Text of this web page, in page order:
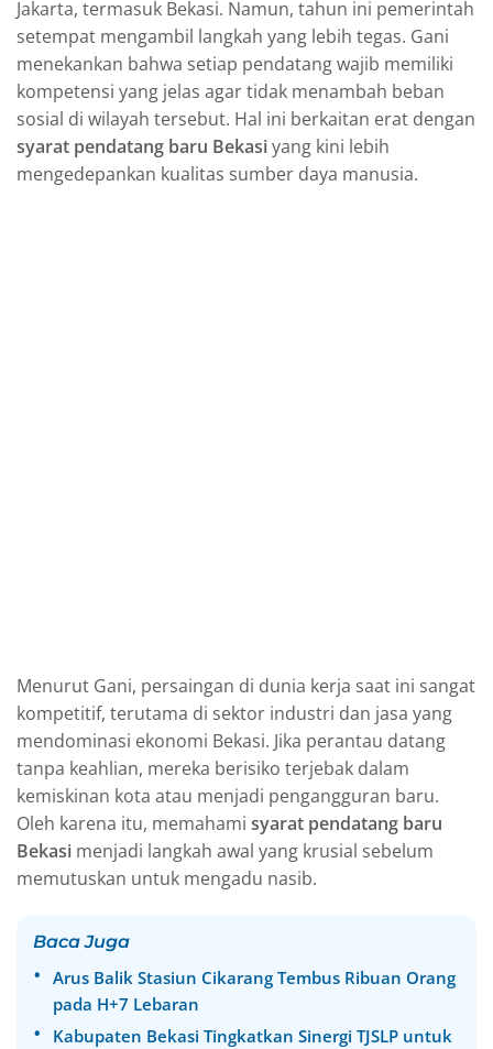
Jakarta, termasuk Bekasi. Namun, tahun ini pemerintah
setempat mengambil langkah yang lebih tegas. Gani
menekankan bahwa setiap pendatang wajib memiliki
kompetensi yang jelas agar tidak menambah beban
sosial di wilayah tersebut. Hal ini berkaitan erat dengan
syarat pendatang baru Bekasiyang kini lebih
mengedepankan kualitas sumber daya manusia.
Menurut Gani, persaingan di dunia kerja saat ini sangat
kompetitif, terutama di sektor industri dan jasa yang
mendominasi ekonomi Bekasi. Jika perantau datang
tanpa keahlian, mereka berisiko terjebak dalam
kemiskinan kota atau menjadi pengangguran baru.
Oleh karena itu, memahami syarat pendatang baru
Bekasi menjadi langkah awal yang krusial sebelum
memutuskan untuk mengadu nasib.
Baca Juga
Arus Balik Stasiun Cikarang Tembus Ribuan Orang
pada H+7 Lebaran
Kabupaten Bekasi Tingkatkan Sinergi TJSLP untuk